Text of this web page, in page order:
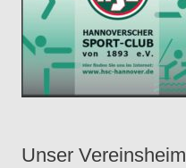
Unser Vereinsheim